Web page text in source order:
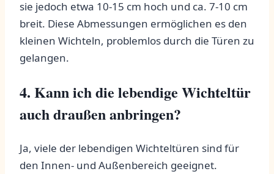
⁤sie jedoch etwa⁤ 10-15 cm hoch und ca. 7-10 cm
breit. Diese Abmessungen ermöglichen es den
kleinen Wichteln, problemlos⁢ durch die Türen zu
gelangen.
4. ⁣Kann ich die lebendige Wichteltür
auch ⁤draußen anbringen?
Ja, viele der lebendigen Wichteltüren sind für
den ​Innen- und Außenbereich geeignet.